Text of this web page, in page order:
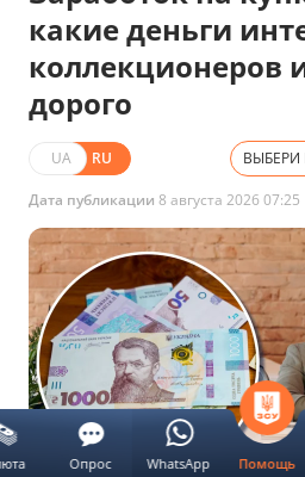
какие деньги
коллекционеров
дорого
UA RU ВЫБЕРИ
Дата публикации 8 августа 2026 07:25
Помощь
Опрос WhatsApp